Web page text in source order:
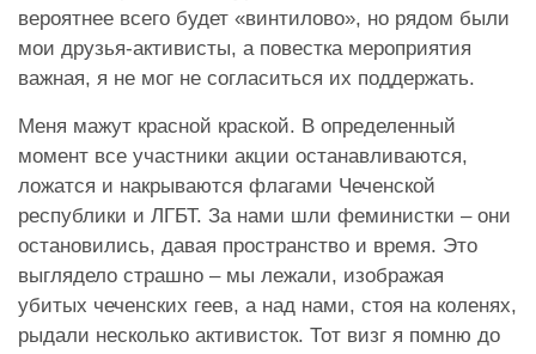
вероятнее всего будет «винтилово», но рядом были
мои друзья-активисты, а повестка мероприятия
важная, я не мог не согласиться их поддержать.
Меня мажут красной краской. В определенный
момент все участники акции останавливаются,
ложатся и накрываются флагами Чеченской
республики и ЛГБТ. За нами шли феминистки – они
остановились, давая пространство и время. Это
выглядело страшно – мы лежали, изображая
убитых чеченских геев, а над нами, стоя на коленях,
рыдали несколько активисток. Тот визг я помню до